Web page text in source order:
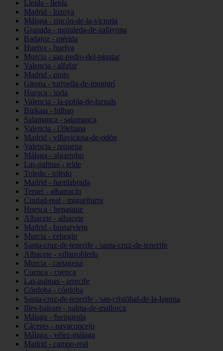
Lleida - lleida
Madrid - lozoya
Málaga - rincón-de-la-victoria
Granada - moraleda-de-zafayona
Badajoz - mérida
Huelva - huelva
Murcia - san-pedro-del-pinatar
Valencia - alfafar
Madrid - pinto
Girona - torroella-de-montgrí
Huesca - torla
Valencia - la-pobla-de-farnals
Bizkaia - bilbao
Salamanca - salamanca
Valencia - l39eliana
Madrid - villaviciosa-de-odón
Valencia - requena
Málaga - algarrobo
Las-palmas - telde
Toledo - toledo
Madrid - fuenlabrada
Teruel - albarracín
Ciudad-real - miguelturra
Huesca - benasque
Albacete - albacete
Madrid - bustarviejo
Murcia - cehegín
Santa-cruz-de-tenerife - santa-cruz-de-tenerife
Albacete - villarrobledo
Murcia - cartagena
Cuenca - cuenca
Las-palmas - arrecife
Córdoba - córdoba
Santa-cruz-de-tenerife - san-cristóbal-de-la-laguna
Illes-balears - palma-de-mallorca
Málaga - fuengirola
Cáceres - navaconcejo
Málaga - vélez-málaga
Madrid - campo-real